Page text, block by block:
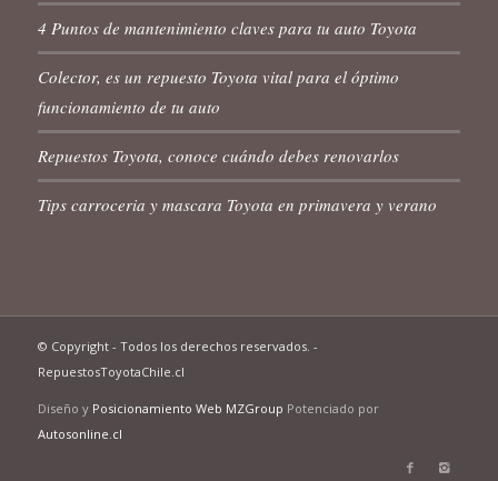
4 Puntos de mantenimiento claves para tu auto Toyota
Colector, es un repuesto Toyota vital para el óptimo
funcionamiento de tu auto
Repuestos Toyota, conoce cuándo debes renovarlos
Tips carroceria y mascara Toyota en primavera y verano
© Copyright - Todos los derechos reservados. -
RepuestosToyotaChile.cl
Diseño y Posicionamiento Web MZGroup Potenciado por
Autosonline.cl